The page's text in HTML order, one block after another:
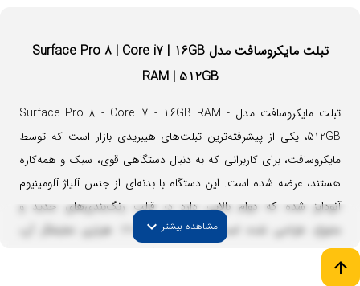
تبلت مایکروسافت مدل Surface Pro 8 | Core i7 | 16GB
RAM | 512GB
تبلت مایکروسافت مدل Surface Pro 8 - Core i7 - 16GB RAM -
512GB، یکی از پیشرفته‌ترین تبلت‌های هیبریدی بازار است که توسط
مایکروسافت،‌ برای کاربرانی که به دنبال دستگاهی قوی، سبک و همه‌کاره
هستند، عرضه شده است. این دستگاه با بدنه‌ای از جنس آلیاژ آلومینیوم
آنودایز شده که دوام بالایی دارد در قالب رنگ‌بندی‌های جدید و
متنوع، طراحی شده است. نرخ تازه‌سازی 120 هرتزی نمایشگر آن،
تجربه‌ای روان و بی‌نقص را برای تماشای فیلم، ویرایش عکس و استفاده
روزمره فراهم می‌کند، همچنین تراشه این سرفیس پرو با معماری
مشاهده بیشترexpand_more
arrow_upward